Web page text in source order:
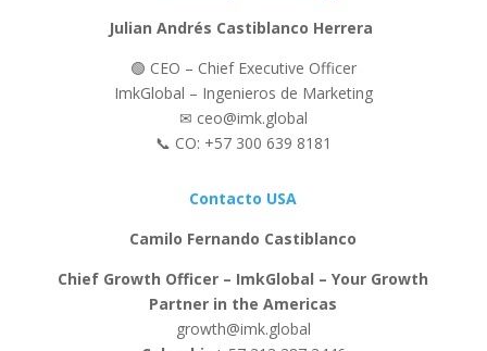
Julian Andrés Castiblanco Herrera
🟢 CEO – Chief Executive Officer
ImkGlobal – Ingenieros de Marketing
✉ ceo@imk.global
📞 CO: +57 300 639 8181
Contacto USA
Camilo Fernando Castiblanco
Chief Growth Officer – ImkGlobal – Your Growth
Partner in the Americas
growth@imk.global